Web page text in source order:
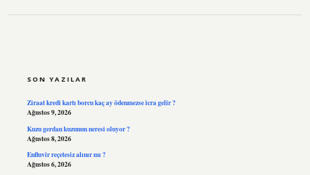
SON YAZILAR
Ziraat kredi kartı borcu kaç ay ödenmezse icra gelir ?
Ağustos 9, 2026
Kuzu gerdan kuzunun neresi oluyor ?
Ağustos 8, 2026
Enfluvir reçetesiz alınır mı ?
Ağustos 6, 2026